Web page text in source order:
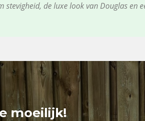
de luxe look van Douglas en
moeilijk!